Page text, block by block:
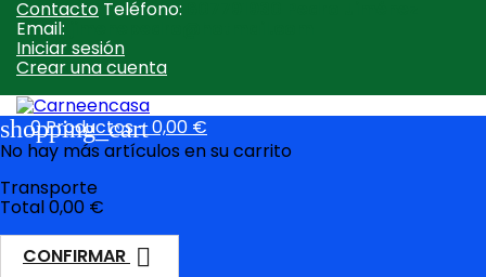
Contacto Teléfono:
Email:
Iniciar sesión
Crear una cuenta
shopping_cart
0Productos - 0,00 €
No hay más artículos en su carrito
Transporte
Total0,00 €
CONFIRMAR 